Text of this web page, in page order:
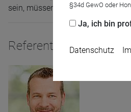
sein, müssen Sie nichts weiter
Referenten
§34d GewO oder
Ja, ich bin
Datenschutz